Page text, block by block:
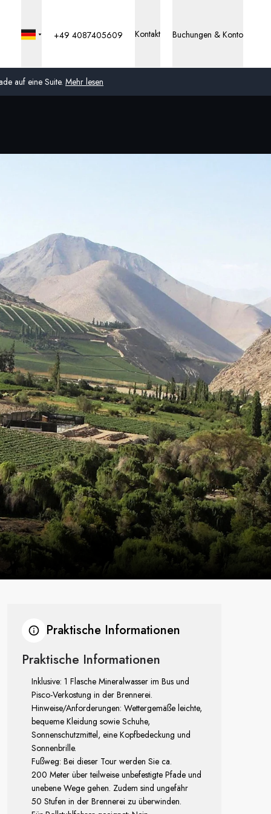
auf eine Suite. Mehr lesen
Deutschland
Schweiz
Frankreich
Schweden
Dänemark
Norwegen
+49 4087405609 Kontakt Buchungen & Konto
Praktische Informationen
Praktische Informationen
Inklusive: 1 Flasche Mineralwasser im Bus und
Pisco-Verkostung in der Brennerei.
Hinweise/Anforderungen: Wettergemäße leichte,
bequeme Kleidung sowie Schuhe,
Sonnenschutzmittel, eine Kopfbedeckung und
Sonnenbrille.
Fußweg: Bei dieser Tour werden Sie ca.
200 Meter über teilweise unbefestigte Pfade und
unebene Wege gehen. Zudem sind ungefähr
50 Stufen in der Brennerei zu überwinden.